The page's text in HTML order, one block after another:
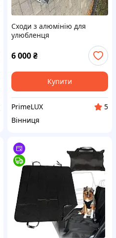
Сходи з алюмінію для
улюбленця
6 000₴
Купити
PrimeLUX
5
Вінниця